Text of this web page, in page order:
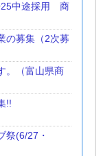
中途採用 商
の募集（2次募
。（富山県商
!!
祭(6/27・